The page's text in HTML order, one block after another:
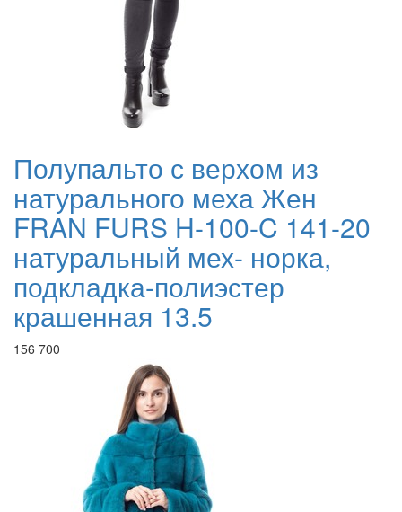
Полупальто с верхом из
натурального меха Жен
FRAN FURS H-100-C 141-20
натуральный мех- норка,
подкладка-полиэстер
крашенная 13.5
156 700